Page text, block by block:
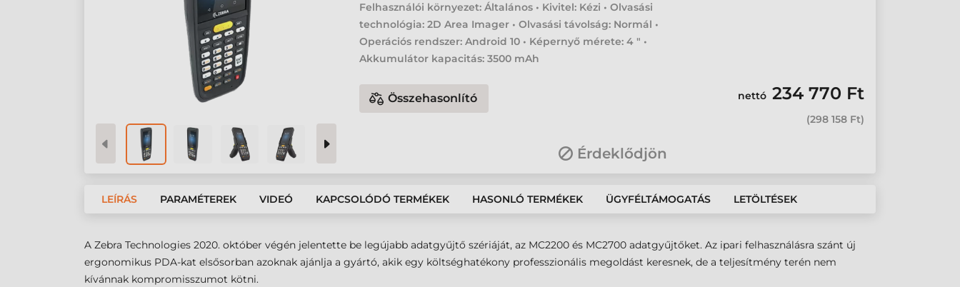
Felhasználói környezet: Általános • Kivitel: Kézi • Olvasási
technológia: 2D Area Imager • Olvasási távolság: Normál •
Operációs rendszer: Android 10 • Képernyő mérete: 4 " •
Akkumulátor kapacitás: 3500 mAh
Összehasonlító nettó 234 770 Ft
(298 158 Ft)
Érdeklődjön
LEÍRÁS PARAMÉTEREK VIDEÓ KAPCSOLÓDÓ TERMÉKEK HASONLÓ TERMÉKEK ÜGYFÉLTÁMOGATÁS LETÖLTÉSEK
A Zebra Technologies 2020. október végén jelentette be legújabb adatgyűjtő szériáját, az MC2200 és MC2700 adatgyűjtőket. Az ipari felhasználásra szánt új
ergonomikus PDA-kat elsősorban azoknak ajánlja a gyártó, akik egy költséghatékony professzionális megoldást keresnek, de a teljesítmény terén nem
kívánnak kompromisszumot kötni.